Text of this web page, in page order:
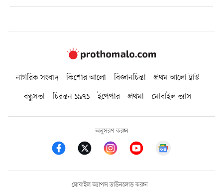
নাগরিক সংবাদ কিশোর আলো বিজ্ঞানচিন্তা
প্রথম আলো ট্রাস্ট
বন্ধুসভা
চিরন্তন ১৯৭১ ইপেপার প্রথমা মোবাইল ভ্যাস
অনুসরণ করুন
মোবাইল অ্যাপস ডাউনলোড করুন